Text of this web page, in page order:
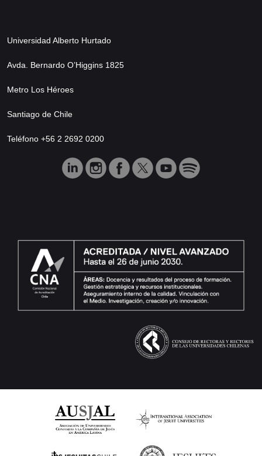
Universidad Alberto Hurtado
Avda. Bernardo O’Higgins 1825
Metro Los Héroes
Santiago de Chile
Teléfono +56 2 2692 0200